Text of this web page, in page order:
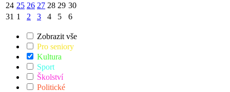
24 25 26 27 28 29 30
31 1 2 3 4 5 6
Zobrazit vše
Pro seniory
Kultura
Sport
Školství
Politické